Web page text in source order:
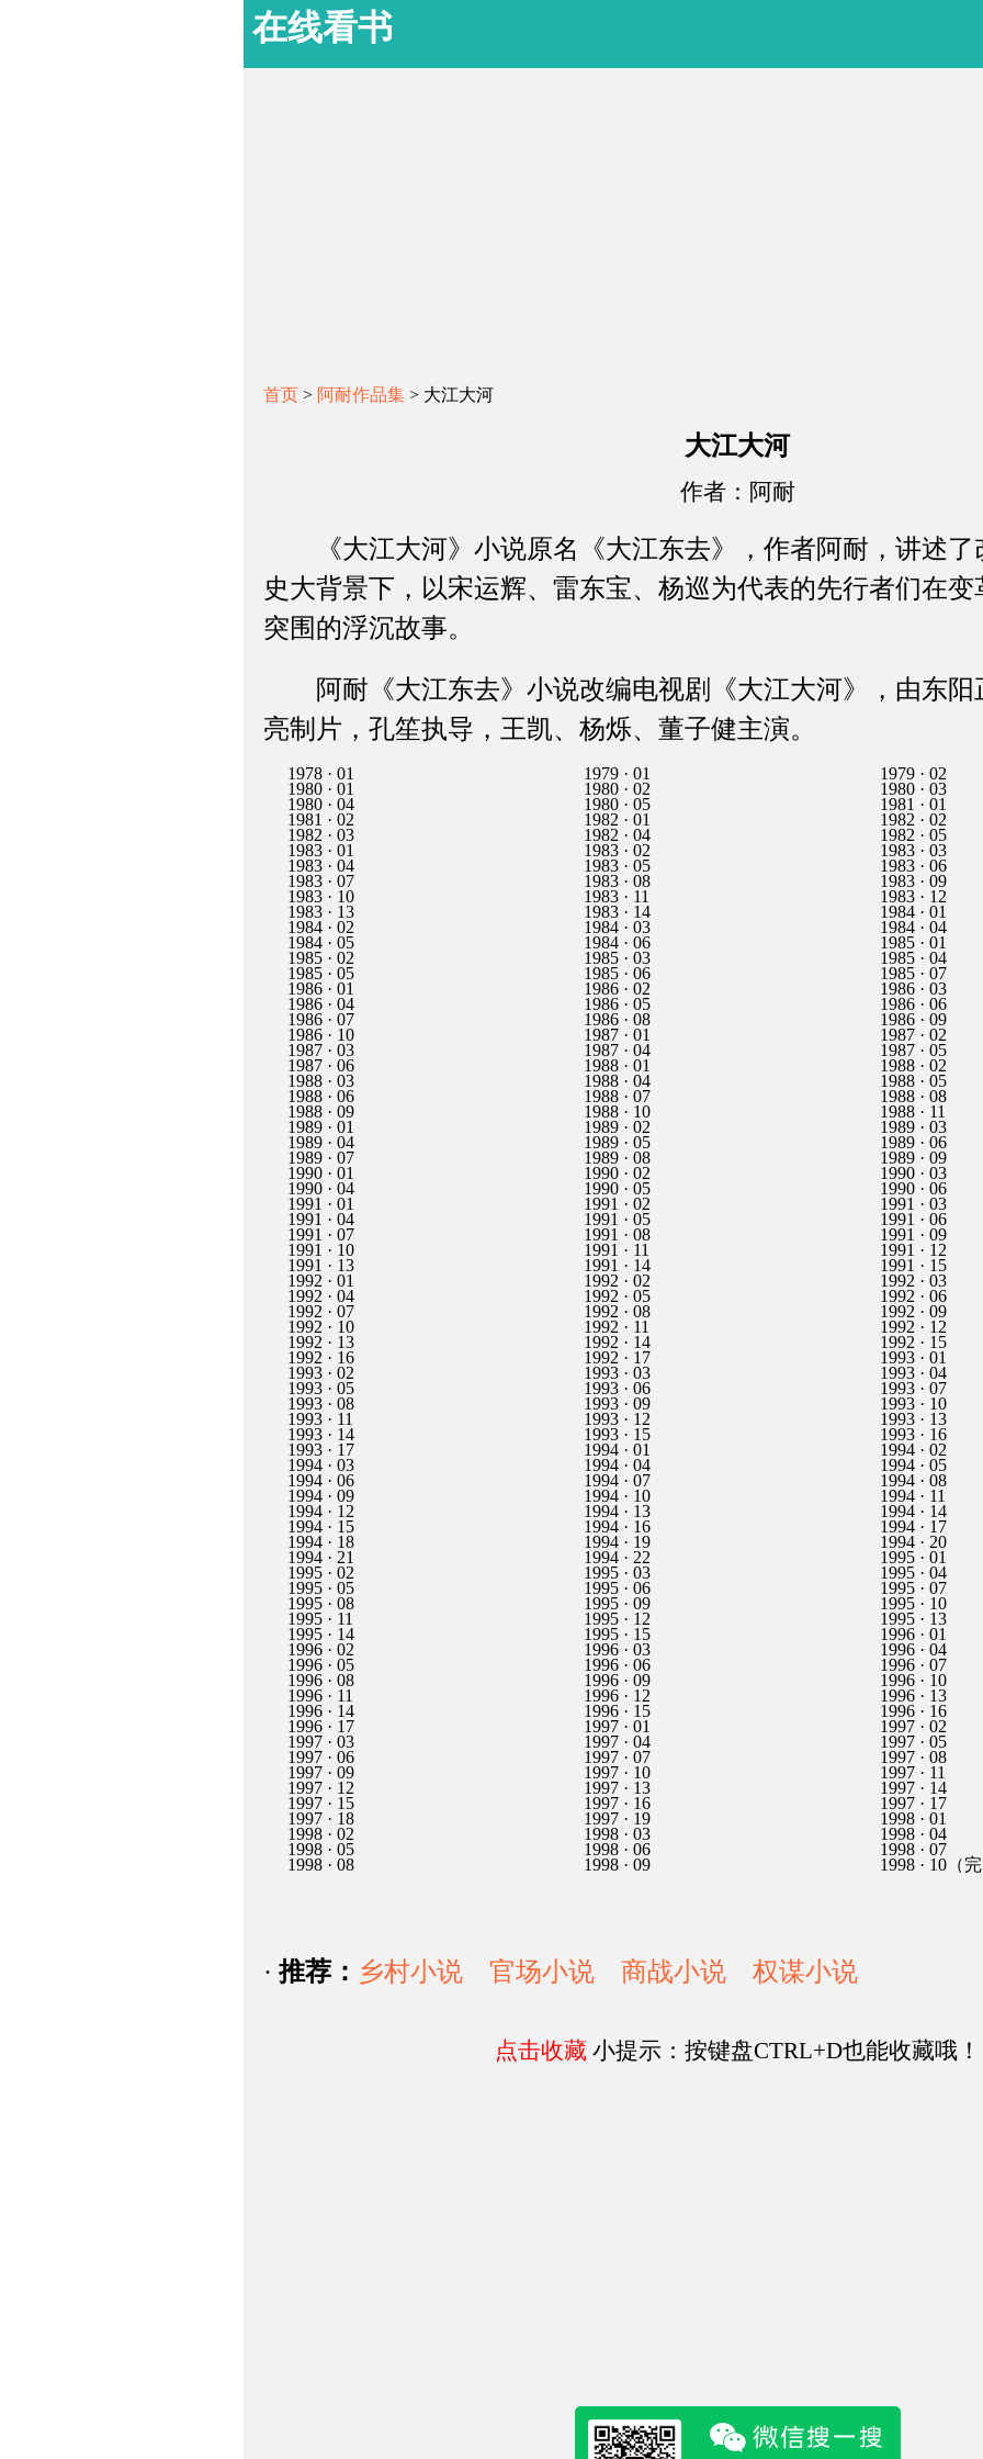
在线看书
首页 > 阿耐作品集 > 大江大河
大江大河
作者：阿耐
《大江大河》小说原名《大江东去》，作者阿耐，讲述了
史大背景下，以宋运辉、雷东宝、杨巡为代表的先行者们在
突围的浮沉故事。
阿耐《大江东去》小说改编电视剧《大江大河》，由东阳
亮制片，孔笙执导，王凯、杨烁、董子健主演。
1978 · 01 1979 · 01
1979 · 02
1980 · 01
1980 · 02
1980 · 03
1980 · 04
1980 · 05
1981 · 01
1981 · 02
1982 · 01
1982 · 02
1982 · 03
1982 · 04
1982 · 05
1983 · 01
1983 · 02
1983 · 03
1983 · 04
1983 · 05
1983 · 06
1983 · 07
1983 · 08
1983 · 09
1983 · 10
1983 · 11
1983 · 12
1983 · 13
1983 · 14
1984 · 01
1984 · 02
1984 · 03
1984 · 04
1984 · 05
1984 · 06
1985 · 01
1985 · 02
1985 · 03
1985 · 04
1985 · 05
1985 · 06
1985 · 07
1986 · 01
1986 · 02
1986 · 03
1986 · 04
1986 · 05
1986 · 06
1986 · 07
1986 · 08
1986 · 09
1986 · 10
1987 · 01
1987 · 02
1987 · 03
1987 · 04
1987 · 05
1987 · 06
1988 · 01
1988 · 02
1988 · 03
1988 · 04
1988 · 05
1988 · 06
1988 · 07
1988 · 08
1988 · 09
1988 · 10
1988 · 11
1989 · 01
1989 · 02
1989 · 03
1989 · 04
1989 · 05
1989 · 06
1989 · 07
1989 · 08
1989 · 09
1990 · 01
1990 · 02
1990 · 03
1990 · 04
1990 · 05
1990 · 06
1991 · 01
1991 · 02
1991 · 03
1991 · 04
1991 · 05
1991 · 06
1991 · 07
1991 · 08
1991 · 09
1991 · 10
1991 · 11
1991 · 12
1991 · 13
1991 · 14
1991 · 15
1992 · 01
1992 · 02
1992 · 03
1992 · 04
1992 · 05
1992 · 06
1992 · 07
1992 · 08
1992 · 09
1992 · 10
1992 · 11
1992 · 12
1992 · 13
1992 · 14
1992 · 15
1992 · 16
1992 · 17
1993 · 01
1993 · 02
1993 · 03
1993 · 04
1993 · 05
1993 · 06
1993 · 07
1993 · 08
1993 · 09
1993 · 10
1993 · 11
1993 · 12
1993 · 13
1993 · 14
1993 · 15
1993 · 16
1993 · 17
1994 · 01
1994 · 02
1994 · 03
1994 · 04
1994 · 05
1994 · 06
1994 · 07
1994 · 08
1994 · 09
1994 · 10
1994 · 11
1994 · 12
1994 · 13
1994 · 14
1994 · 15
1994 · 16
1994 · 17
1994 · 18
1994 · 19
1994 · 20
1994 · 21
1994 · 22
1995 · 01
1995 · 02
1995 · 03
1995 · 04
1995 · 05
1995 · 06
1995 · 07
1995 · 08
1995 · 09
1995 · 10
1995 · 11
1995 · 12
1995 · 13
1995 · 14
1995 · 15
1996 · 01
1996 · 02
1996 · 03
1996 · 04
1996 · 05
1996 · 06
1996 · 07
1996 · 08
1996 · 09
1996 · 10
1996 · 11
1996 · 12
1996 · 13
1996 · 14
1996 · 15
1996 · 16
1996 · 17
1997 · 01
1997 · 02
1997 · 03
1997 · 04
1997 · 05
1997 · 06
1997 · 07
1997 · 08
1997 · 09
1997 · 10
1997 · 11
1997 · 12
1997 · 13
1997 · 14
1997 · 15
1997 · 16
1997 · 17
1997 · 18
1997 · 19
1998 · 01
1998 · 02
1998 · 03
1998 · 04
1998 · 05
1998 · 06
1998 · 07
1998 · 08
1998 · 09 1998 · 10（
· 推荐： 乡村小说 官场小说 商战小说 权谋小说
点击收藏 小提示：按键盘CTRL+D也能收藏哦！